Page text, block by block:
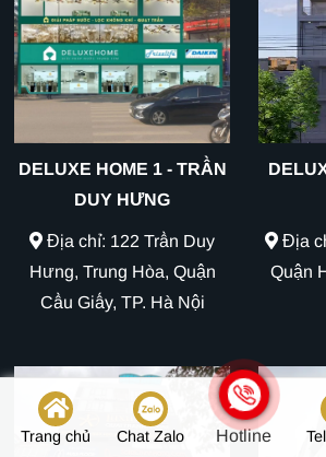
DELUXE HOME 1 - TRẦN
DUY HƯNG
Địa chỉ: 122 Trần Duy
Hưng, Trung Hòa, Quận
Cầu Giấy, TP. Hà Nội
Địa
Quận
Trang chủ Chat Zalo Hotline